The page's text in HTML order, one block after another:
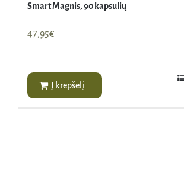
Smart Magnis, 90 kapsulių
47,95€
Į krepšelį